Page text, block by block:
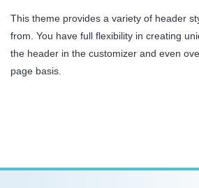
This theme provides a variety of header
from. You have full flexibility in creating
the header in the customizer and even
page basis.